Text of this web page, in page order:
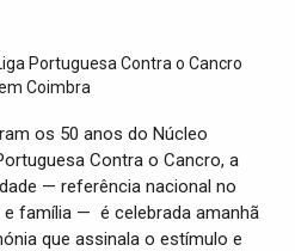
os 50 anos do Núcleo
Contra o Cancro, a
— referência nacional no
família — é celebrada amanhã
que assinala o estímulo e